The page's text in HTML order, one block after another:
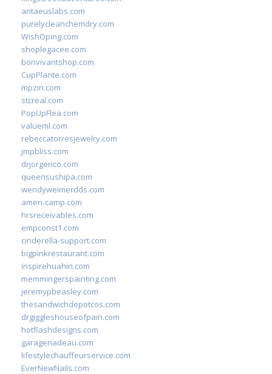
antaeuslabs.com
purelycleanchemdry.com
WishOping.com
shoplegacee.com
bonvivantshop.com
CupPlante.com
mpzin.com
stcreal.com
PopUpFlea.com
valueml.com
rebeccatorresjewelry.com
jmpbliss.com
drjorgerico.com
queensushipa.com
wendyweimerdds.com
ameri-camp.com
hrsreceivables.com
empconst1.com
cinderella-support.com
bigpinkrestaurant.com
inspirehuahin.com
memmingerspainting.com
jeremypbeasley.com
thesandwichdepotcos.com
drgiggleshouseofpain.com
hotflashdesigns.com
garagenadeau.com
lifestylechauffeurservice.com
EverNewNails.com